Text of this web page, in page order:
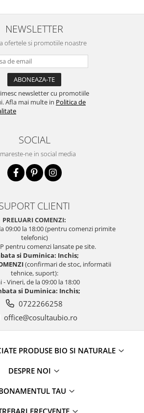
NEWSLETTER
ofertele si promotiile noastre
newsletter cu promotiile
Afla mai multe in Politica de
SOCIAL
ne in social media
CLIENTI
PRELUARI COMENZI:
09:00 la 18:00 (pentru comenzi primite
telefonic)
pentru comenzi lansate pe site.
si Duminica: Inchis;
(confirmari de stoc, informatii
tehnice, suport):
- Vineri, de la 09:00 la 18:00
si Duminica: Inchis;
0722266258
office@cosultaubio.ro
PRODUSE BIO SI NATURALE
DESPRE NOI
TAU